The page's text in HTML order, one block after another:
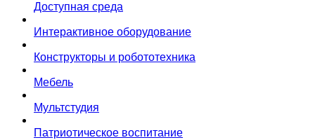
Доступная среда
Интерактивное оборудование
Конструкторы и робототехника
Мебель
Мультстудия
Патриотическое воспитание